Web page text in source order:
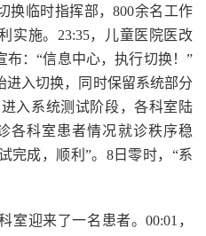
换临时指挥部，800余名工作
实施。23:35，儿童医院医改
：“信息中心，执行切换！”
进入切换，同时保留系统部分
入系统测试阶段，各科室陆
各科室患者情况就诊秩序稳
完成，顺利”。8日零时，“系
室迎来了一名患者。00:01，